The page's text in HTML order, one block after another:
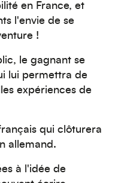
en France, et
l'envie de se
!
le gagnant se
lui permettra de
expériences de
qui clôturera
allemand.
à l'idée de